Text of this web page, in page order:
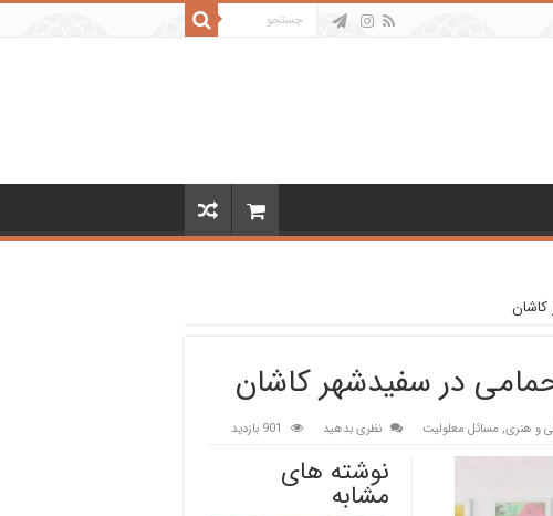
کاشان
حمامی در سفیدشهر کاشان
و هنری, مسائل معلولیت نظری بدهید 901 بازدید
نوشته های
مشابه